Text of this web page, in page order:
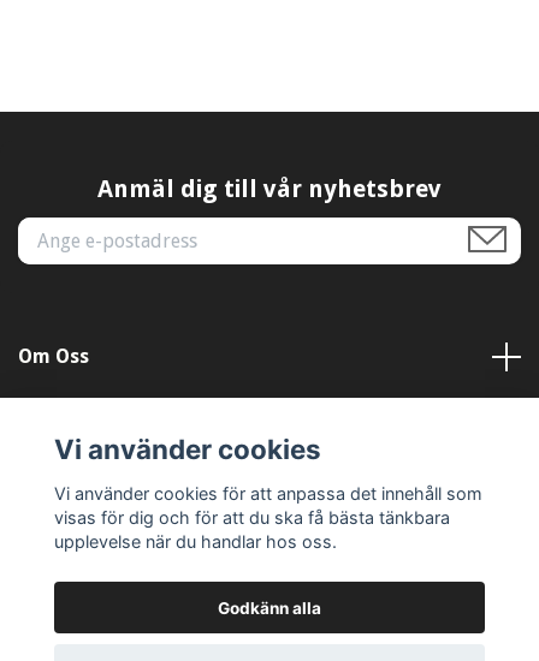
Anmäl dig till vår nyhetsbrev
Om Oss
Läs mer
Vi använder cookies
Vi använder cookies för att anpassa det innehåll som
visas för dig och för att du ska få bästa tänkbara
upplevelse när du handlar hos oss.
Godkänn alla